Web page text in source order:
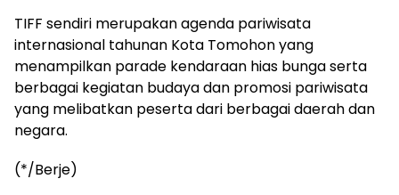
TIFF sendiri merupakan agenda pariwisata
internasional tahunan Kota Tomohon yang
menampilkan parade kendaraan hias bunga serta
berbagai kegiatan budaya dan promosi pariwisata
yang melibatkan peserta dari berbagai daerah dan
negara.
(*/Berje)